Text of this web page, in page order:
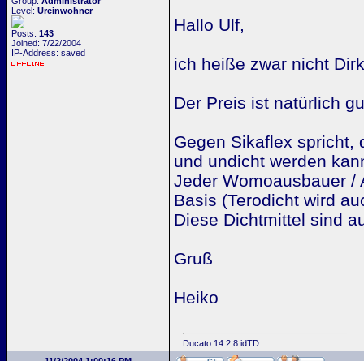
Level: Ureinwohner
Posts: 143
Joined: 7/22/2004
IP-Address: saved
Hallo Ulf,
ich heiße zwar nicht
Der Preis ist natürlich
Gegen Sikaflex spricht,
und undicht werden
Jeder Womoausbauer /
Basis (Terodicht wird
Diese Dichtmittel sind
Gruß
Heiko
Ducato 14 2,8 idTD